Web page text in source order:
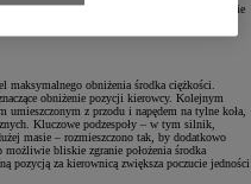
środka ciężkości, maksymalne ograniczenie
dopracowanie aerodynamiki do najwyższego
maksymalnego obniżenia środka ciężkości.
obniżenie pozycji kierowcy. Kolejnym
umieszczonym z przodu i napędem na tylne koła,
Kluczowe podzespoły – w tym silnik,
masie – rozmieszczono tak, by dodatkowo
możliwie bliskie zgranie położenia środka
pozycją za kierownicą zwiększa poczucie jedności